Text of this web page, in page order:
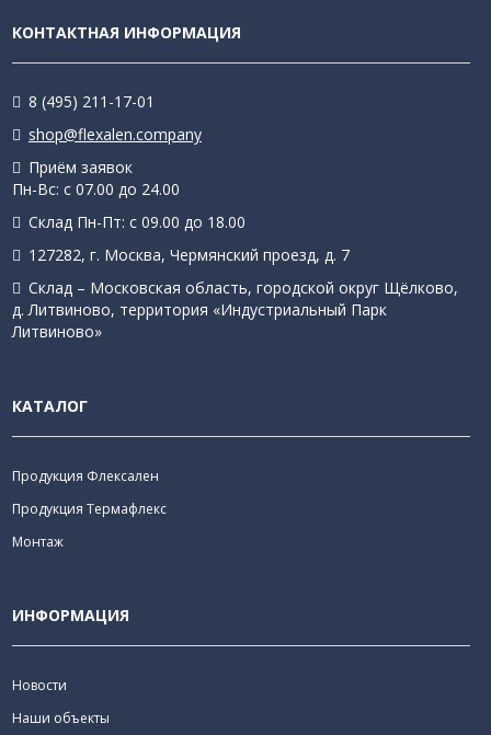
КОНТАКТНАЯ ИНФОРМАЦИЯ
8 (495) 211-17-01
shop@flexalen.company
Приём заявок
Пн-Вс: с 07.00 до 24.00
Склад Пн-Пт: с 09.00 до 18.00
127282, г. Москва, Чермянский проезд, д. 7
Склад – Московская область, городской округ Щёлково,
д. Литвиново, территория «Индустриальный Парк
Литвиново»
КАТАЛОГ
Продукция Флексален
Продукция Термафлекс
Монтаж
ИНФОРМАЦИЯ
Новости
Наши объекты